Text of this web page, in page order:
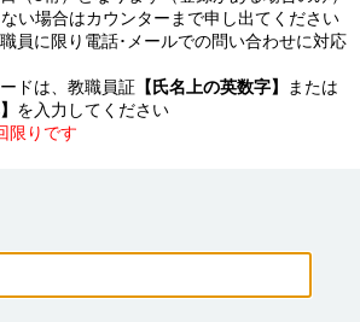
ない場合はカウンターまで申し出てください
員に限り電話･メールでの問い合わせに対応
ドは、教職員証 【氏名上の英数字】
または
限りです